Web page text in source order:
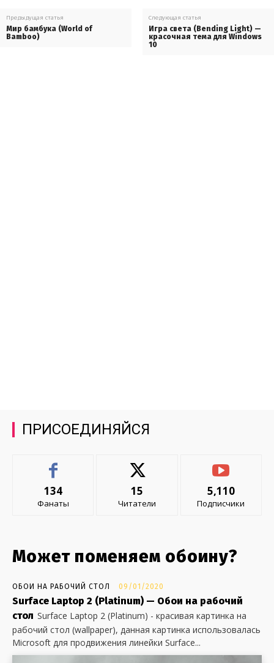
Предыдущая статья
Мир бамбука (World of
Bamboo)
Следующая статья
Игра света (Bending Light) —
красочная тема для Windows
10
ПРИСОЕДИНЯЙСЯ
134
Фанаты
15
Читатели
5,110
Подписчики
Может поменяем обоину?
ОБОИ НА РАБОЧИЙ СТОЛ 09/01/2020
Surface Laptop 2 (Platinum) — Обои на рабочий
стол Surface Laptop 2 (Platinum) - красивая картинка на
рабочий стол (wallpaper), данная картинка использовалась
Microsoft для продвижения линейки Surface...